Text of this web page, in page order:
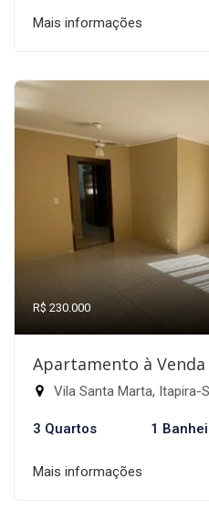
Mais informações
R$ 230.000
Apartamento à
Vila Santa Marta, Itapira-
3 Quartos 1
Mais informações